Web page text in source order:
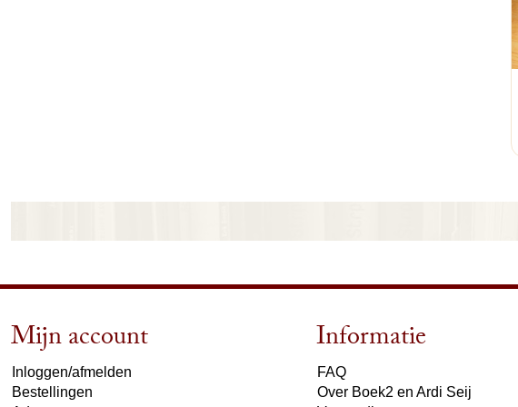
Mijn account
Inloggen/afmelden
Bestellingen
Informatie
FAQ
Over Boek2 en Ardi Seij